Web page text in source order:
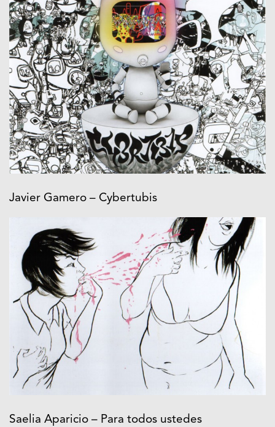
Javier Gamero – Cybertubis
Saelia Aparicio – Para todos ustedes